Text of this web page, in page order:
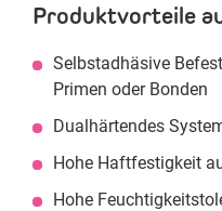
Produktvorteile
Selbstadhäsive
Primen oder Bonden
Dualhärtendes
Hohe Haftfestigkeit
Hohe